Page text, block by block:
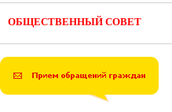
ОБЩЕСТВЕННЫЙ СОВЕТ